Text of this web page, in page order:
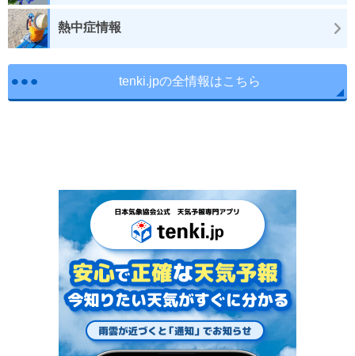
熱中症情報
tenki.jpの全情報はこちら